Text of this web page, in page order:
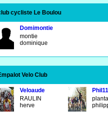
cycliste Le Boulou
Domimontie
montie
dominique
Velo Club
Veloaude
RAULIN
herve